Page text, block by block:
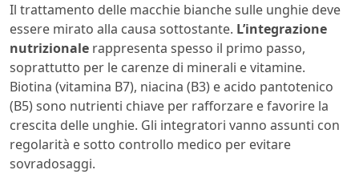
Il trattamento delle macchie bianche sulle unghie deve
essere mirato alla causa sottostante. L’integrazione
nutrizionale rappresenta spesso il primo passo,
soprattutto per le carenze di minerali e vitamine.
Biotina (vitamina B7), niacina (B3) e acido pantotenico
(B5) sono nutrienti chiave per rafforzare e favorire la
crescita delle unghie. Gli integratori vanno assunti con
regolarità e sotto controllo medico per evitare
sovradosaggi.